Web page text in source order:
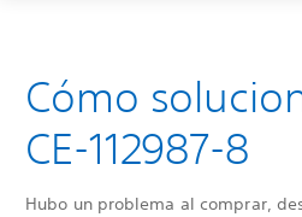
Cómo
CE-112987-8
Hubo un problema al comprar,